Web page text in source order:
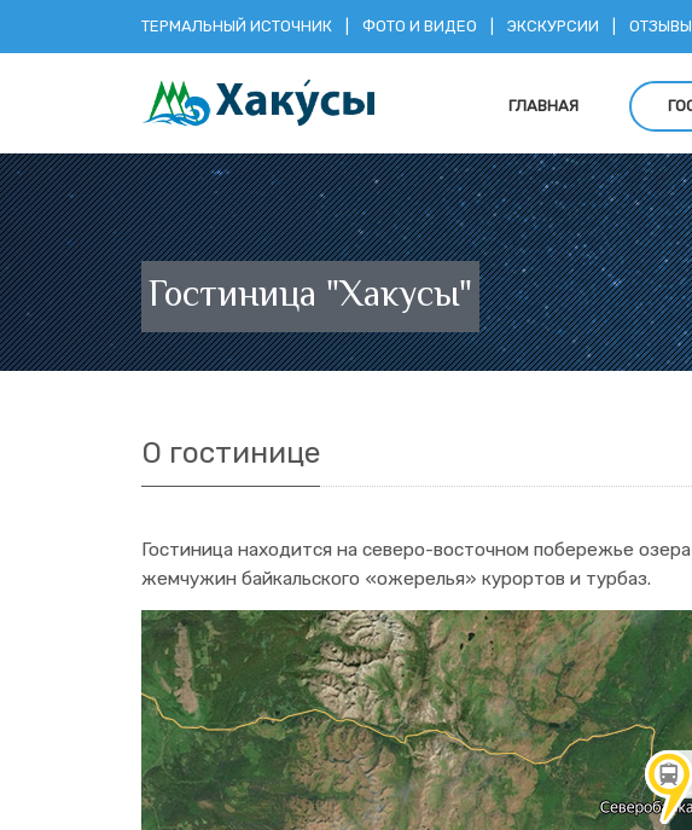
ТЕРМАЛЬНЫЙ ИСТОЧНИК ФОТО И ВИДЕО ЭКСКУРСИИ ОТЗЫВЫ
ГЛАВНАЯ
Гостиница "Хакусы"
О гостинице
Гостиница находится на северо-восточном побережье
жемчужин байкальского «ожерелья» курортов и турбаз.